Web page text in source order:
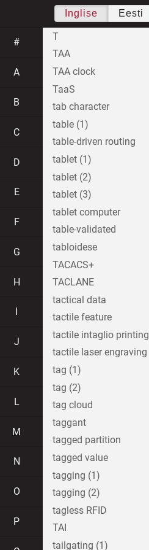
Inglise Eesti
#
A
B
C
D
E
F
G
H
J
K
L
M
N
O
P
T
TAA
TAA clock
TaaS
tab character
table (1)
table-driven routing
tablet (1)
tablet (2)
tablet (3)
tablet computer
table-validated
tabloidese
TACACS+
TACLANE
tactical data
tactile feature
tactile intaglio printing
tactile laser engraving
tag (1)
tag (2)
tag cloud
taggant
tagged partition
tagged value
tagging (1)
tagging (2)
tagless RFID
TAI
tailgating (1)